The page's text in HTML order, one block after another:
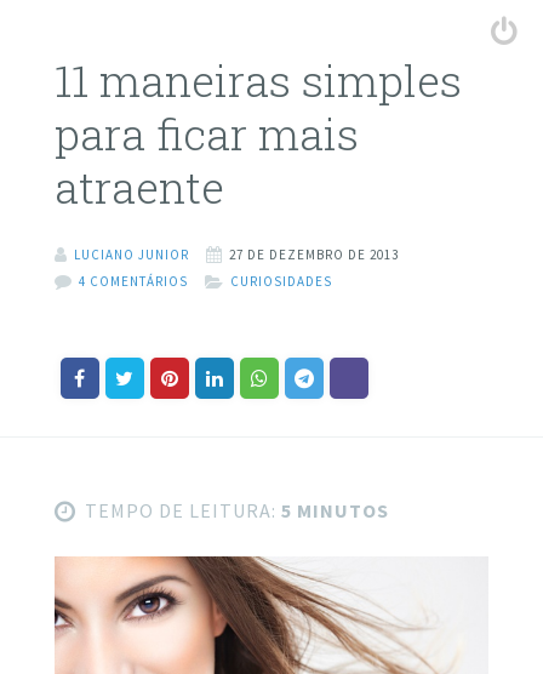
11 maneiras simples
para ficar mais
atraente
LUCIANO JUNIOR
27 DE DEZEMBRO DE 2013
4 COMENTÁRIOS
CURIOSIDADES
TEMPO DE LEITURA: 5 MINUTOS